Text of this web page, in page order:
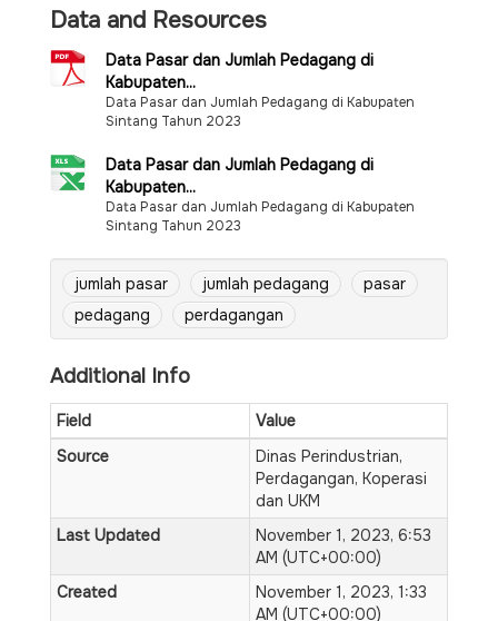
Data and Resources
Data Pasar dan Jumlah Pedagang di
Kabupaten...
Data Pasar dan Jumlah Pedagang di Kabupaten
Sintang Tahun 2023
Data Pasar dan Jumlah Pedagang di
Kabupaten...
Data Pasar dan Jumlah Pedagang di Kabupaten
Sintang Tahun 2023
jumlah pasar jumlah pedagang
pasar
pedagang
perdagangan
Additional Info
Field
Value
Source
Dinas Perindustrian,
Perdagangan, Koperasi
dan UKM
Last Updated
November 1, 2023, 6:53
AM (UTC+00:00)
Created
November 1, 2023, 1:33
AM (UTC+00:00)